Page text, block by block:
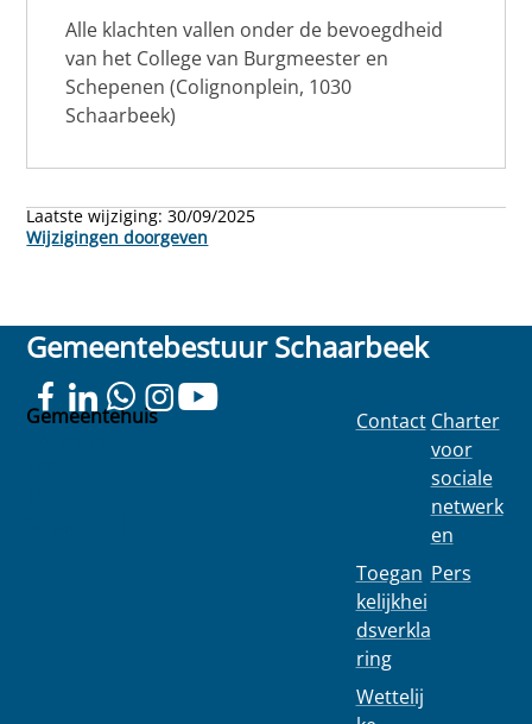
Alle klachten vallen onder de bevoegdheid
van het College van Burgmeester en
Schepenen (Colignonplein, 1030
Schaarbeek)
Laatste wijziging:30/09/2025
Wijzigingen doorgeven
Gemeentebestuur Schaarbeek
Gemeentehuis
Contact
Toegan
kelijkhei
dsverkla
ring
Wettelij
Charter
voor
sociale
netwerk
en
Pers